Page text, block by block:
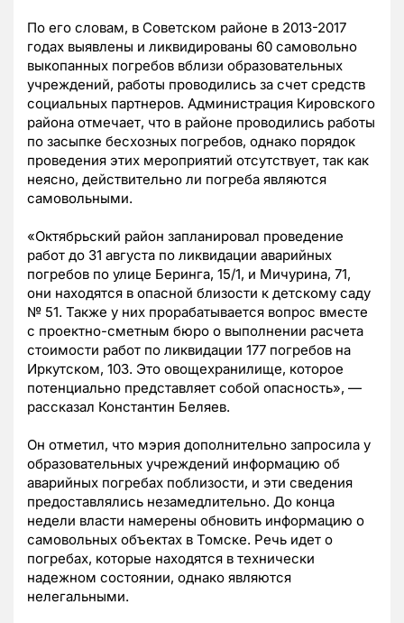
По его словам, в Советском районе в 2013-2017
годах выявлены и ликвидированы 60 самовольно
выкопанных погребов вблизи образовательных
учреждений, работы проводились за счет средств
социальных партнеров. Администрация Кировского
района отмечает, что в районе проводились работы
по засыпке бесхозных погребов, однако порядок
проведения этих мероприятий отсутствует, так как
неясно, действительно ли погреба являются
самовольными.
«Октябрьский район запланировал проведение
работ до 31 августа по ликвидации аварийных
погребов по улице Беринга, 15/1, и Мичурина, 71,
они находятся в опасной близости к детскому саду
№ 51. Также у них прорабатывается вопрос вместе
с проектно-сметным бюро о выполнении расчета
стоимости работ по ликвидации 177 погребов на
Иркутском, 103. Это овощехранилище, которое
потенциально представляет собой опасность», —
рассказал Константин Беляев.
Он отметил, что мэрия дополнительно запросила у
образовательных учреждений информацию об
аварийных погребах поблизости, и эти сведения
предоставлялись незамедлительно. До конца
недели власти намерены обновить информацию о
самовольных объектах в Томске. Речь идет о
погребах, которые находятся в технически
надежном состоянии, однако являются
нелегальными.